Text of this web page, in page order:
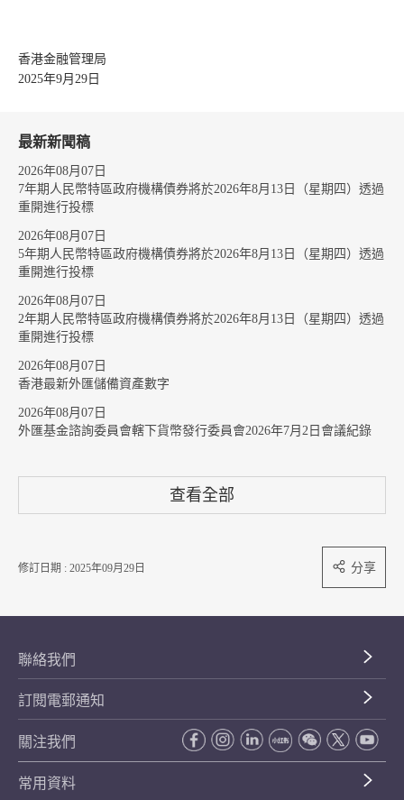
香港金融管理局
2025年9月29日
最新新聞稿
2026年08月07日
7年期人民幣特區政府機構債券將於2026年8月13日（星期四）透過
重開進行投標
2026年08月07日
5年期人民幣特區政府機構債券將於2026年8月13日（星期四）透過
重開進行投標
2026年08月07日
2年期人民幣特區政府機構債券將於2026年8月13日（星期四）透過
重開進行投標
2026年08月07日
香港最新外匯儲備資產數字
2026年08月07日
外匯基金諮詢委員會轄下貨幣發行委員會2026年7月2日會議紀錄
查看全部
修訂日期 : 2025年09月29日 分享
聯絡我們
訂閱電郵通知
關注我們
常用資料